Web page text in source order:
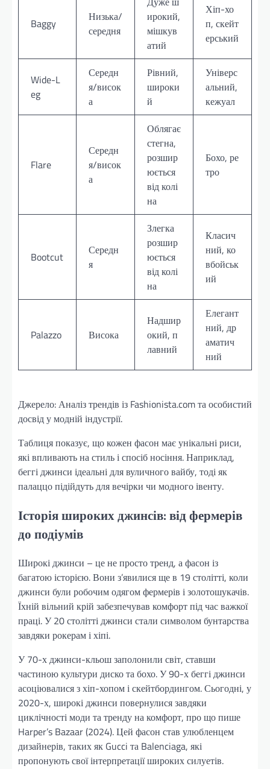
Baggy
Низька/
середня
ирокий,
мішкув
атий
Хіп-хо
п, скейт
ерський
Wide-L
eg
Середн
я/висок
а
Рівний,
широки
й
Універс
альний,
кежуал
Flare
Середн
я/висок
а
Облягає
стегна,
розшир
юється
від колі
на
Бохо, ре
тро
Bootcut
Середн
я
Злегка
розшир
юється
від колі
на
Класич
ний, ко
вбойськ
ий
Palazzo Висока
Надшир
окий, п
лавний
Елегант
ний, др
аматич
ний
Джерело: Аналіз трендів із Fashionista.com та особистий
досвід у модній індустрії.
Таблиця показує, що кожен фасон має унікальні риси,
які впливають на стиль і спосіб носіння. Наприклад,
беггі джинси ідеальні для вуличного вайбу, тоді як
палаццо підійдуть для вечірки чи модного івенту.
Історія широких джинсів: від фермерів
до подіумів
Широкі джинси – це не просто тренд, а фасон із
багатою історією. Вони з’явилися ще в 19 столітті, коли
джинси були робочим одягом фермерів і золотошукачів.
Їхній вільний крій забезпечував комфорт під час важкої
праці. У 20 столітті джинси стали символом бунтарства
завдяки рокерам і хіпі.
У 70-х джинси-кльош заполонили світ, ставши
частиною культури диско та бохо. У 90-х беггі джинси
асоціювалися з хіп-хопом і скейтбордингом. Сьогодні, у
2020-х, широкі джинси повернулися завдяки
циклічності моди та тренду на комфорт, про що пише
Harper’s Bazaar (2024). Цей фасон став улюбленцем
дизайнерів, таких як Gucci та Balenciaga, які
пропонують свої інтерпретації широких силуетів.